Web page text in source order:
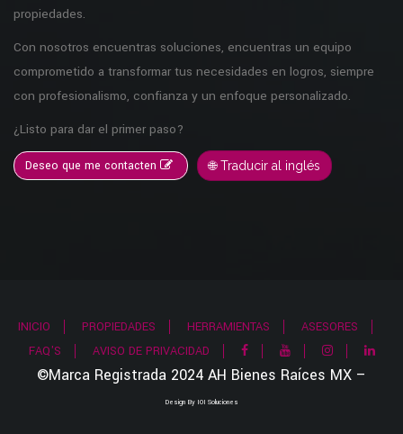
propiedades.
Con nosotros encuentras soluciones, encuentras un equipo
comprometido a transformar tus necesidades en logros, siempre
con profesionalismo, confianza y un enfoque personalizado.
¿Listo para dar el primer paso?
Deseo que me contacten 🌐 Traducir al inglés
INICIO PROPIEDADES HERRAMIENTAS
ASESORES
FAQ'S
AVISO DE PRIVACIDAD
©Marca Registrada 2024 AH Bienes Raíces MX –
Design By IOI Soluciones